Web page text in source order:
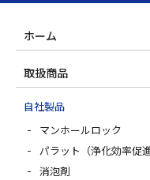
ホーム
取扱商品
自社製品
マンホールロック
パラット（浄化効率促進
消泡剤